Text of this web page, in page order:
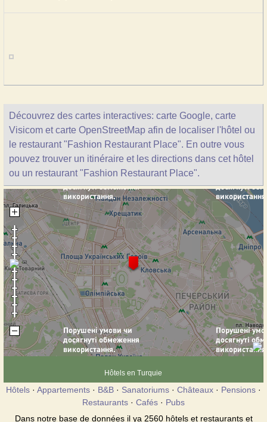
Découvrez des cartes interactives: carte Google, carte
Visicom et carte OpenStreetMap afin de localiser l'hôtel ou
le restaurant "Fashion Restaurant Place". En outre vous
pouvez trouver un itinéraire et les directions dans cet hôtel
ou un restaurant "Fashion Restaurant Place".
Hôtels en Turquie
Hôtels · Appartements · B&B · Sanatoriums · Châteaux · Pensions ·
Restaurants · Cafés · Pubs
Dans notre base de données il ya 2560 hôtels et restaurants et